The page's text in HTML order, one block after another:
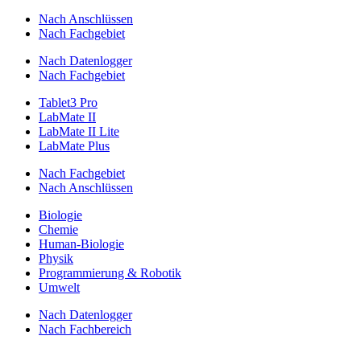
Nach Anschlüssen
Nach Fachgebiet
Nach Datenlogger
Nach Fachgebiet
Tablet3 Pro
LabMate II
LabMate II Lite
LabMate Plus
Nach Fachgebiet
Nach Anschlüssen
Biologie
Chemie
Human-Biologie
Physik
Programmierung & Robotik
Umwelt
Nach Datenlogger
Nach Fachbereich